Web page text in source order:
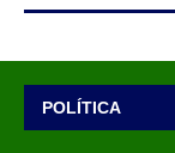
POLÍTICA